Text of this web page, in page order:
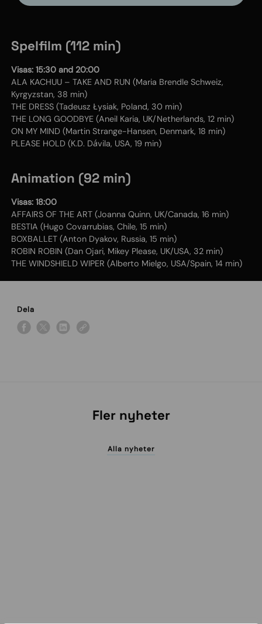
Spelfilm (112 min)
Visas: 15:30 and 20:00
ALA KACHUU – TAKE AND RUN (Maria Brendle Schweiz,
Kyrgyzstan, 38 min)
THE DRESS (Tadeusz Łysiak, Poland, 30 min)
THE LONG GOODBYE (Aneil Karia, UK/Netherlands, 12 min)
ON MY MIND (Martin Strange-Hansen, Denmark, 18 min)
PLEASE HOLD (K.D. Dávila, USA, 19 min)
Animation (92 min)
Visas: 18:00
AFFAIRS OF THE ART (Joanna Quinn, UK/Canada, 16 min)
BESTIA (Hugo Covarrubias, Chile, 15 min)
BOXBALLET (Anton Dyakov, Russia, 15 min)
ROBIN ROBIN (Dan Ojari, Mikey Please, UK/USA, 32 min)
THE WINDSHIELD WIPER (Alberto Mielgo, USA/Spain, 14 min)
Dela
Fler nyheter
Alla nyheter